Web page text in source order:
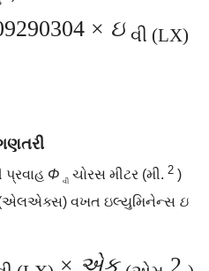
× ઇ વી (LX)
Φ વી ચોરસ મીટર (મી. 2 )
વખત ઇલ્યુમિનેન્સ ઇ
× એક 2